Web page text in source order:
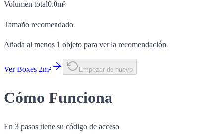
Volumen total0.0m³
Tamaño recomendado
Añada al menos 1 objeto para ver la recomendación.
Ver Boxes 2m² Empezar de nuevo
Cómo Funciona
En 3 pasos tiene su código de acceso